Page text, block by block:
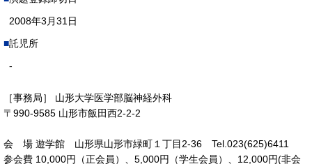
2008年3月31日
託児所
-
［事務局］ 山形大学医学部脳神経外科
〒990-9585 山形市飯田西2-2-2
会 場 遊学館 山形県山形市緑町１丁目2-36 Tel.023(625)6411
参会費 10,000円（正会員）、5,000円（学生会員）、12,000円(非会